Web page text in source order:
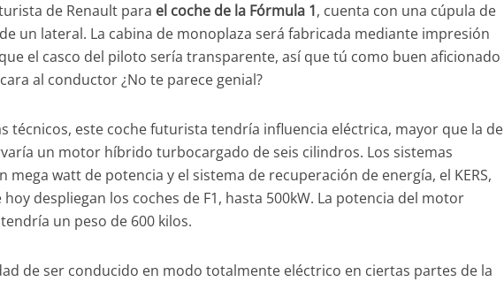
de Renault para el coche de la Fórmula 1, cuenta con una cúpula de
un lateral. La cabina de monoplaza será fabricada mediante impresión
el casco del piloto sería transparente, así que tú como buen aficionado
al conductor ¿No te parece genial?
técnicos, este coche futurista tendría influencia eléctrica, mayor que la de
un motor híbrido turbocargado de seis cilindros. Los sistemas
mega watt de potencia y el sistema de recuperación de energía, el KERS,
despliegan los coches de F1, hasta 500kW. La potencia del motor
un peso de 600 kilos.
de ser conducido en modo totalmente eléctrico en ciertas partes de la